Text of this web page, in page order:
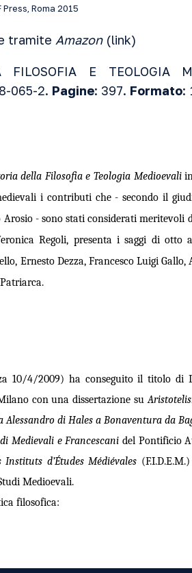
Roma 2015
tramite Amazon(link)
E TEOLOGIA
065-2. Pagine: 397. Formato:
della Filosofia e Teologia Medioevaliin
i contributi che - secondo il
- sono stati considerati meritevoli
Regoli, presenta i saggi di otto
Ernesto Dezza, Francesco Luigi Gallo,
10/4/2009) ha conseguito il titolo di
con una dissertazione su
di Hales a Bonaventura da
Medievali e Francescanidel Pontificio
d’Études Médiévales
Medioevali.
filosofica: